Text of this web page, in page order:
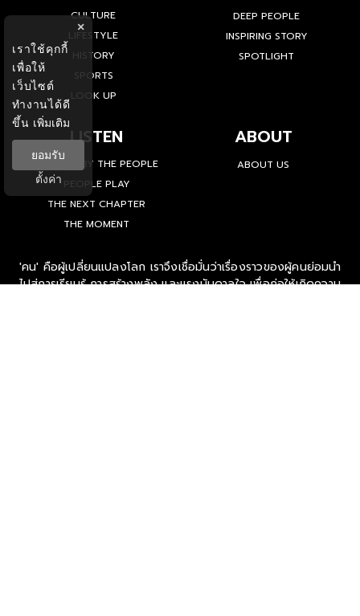
CULTURE
LIFESTYLE
HISTORY
SPORTS
LOOK UP
DEEP PEOPLE
INSPIRING STORY
SPOTLIGHT
LISTEN
INSPIRED BY THE PEOPLE
PEOPLE PLAY
THE NEXT CHAPTER
THE MOMENT
ABOUT
ABOUT US
'คน' คือผู้เปลี่ยนแปลงโลก เราจึงเชื่อมั่นว่าเรื่องราวของผู้คนย่อมนำ
ไปสู่การเรียนรู้ การสร้างพลัง และแรงบันดาลใจ เพื่อก่อให้เกิดความ
×
เราใช้คุกกี้
เพื่อให้
เว็บไซต์
ทำงานได้ดี
ขึ้น เพิ่มเติม
ยอมรับ
ตั้งค่า